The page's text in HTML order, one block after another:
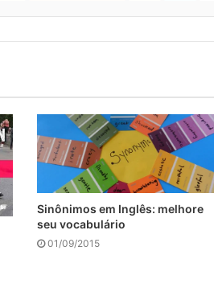
Sinônimos em Inglês: melhore
seu vocabulário
01/09/2015